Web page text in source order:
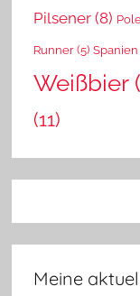
Pilsener (8)
Runner (5) Spanien
Weißbier
(11)
Meine